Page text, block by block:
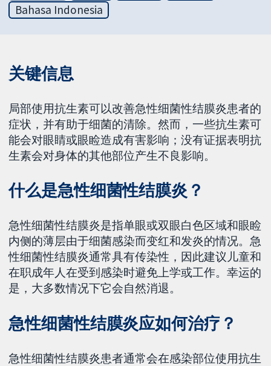
Bahasa Indonesia
关键信息
局部使用抗生素可以改善急性细菌性结膜炎患者的
症状，并有助于细菌的清除。然而，一些抗生素可
能会对眼睛或眼睑造成有害影响；没有证据表明抗
生素会对身体的其他部位产生不良影响。
什么是急性细菌性结膜炎？
急性细菌性结膜炎是指单眼或双眼白色区域和眼睑
内侧的薄层由于细菌感染而变红和发炎的情况。急
性细菌性结膜炎通常具有传染性，因此建议儿童和
在职成年人在受到感染时避免上学或工作。幸运的
是，大多数情况下它会自然消退。
急性细菌性结膜炎应如何治疗？
急性细菌性结膜炎患者通常会在感染部位使用抗生